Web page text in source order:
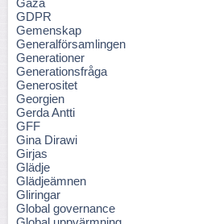
Gaza
GDPR
Gemenskap
Generalförsamlingen
Generationer
Generationsfråga
Generositet
Georgien
Gerda Antti
GFF
Gina Dirawi
Girjas
Glädje
Glädjeämnen
Gliringar
Global governance